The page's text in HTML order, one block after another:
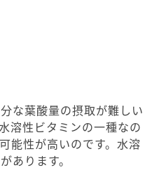
な葉酸量の摂取が難しい
溶性ビタミンの一種なの
能性が高いのです。水溶
あります。